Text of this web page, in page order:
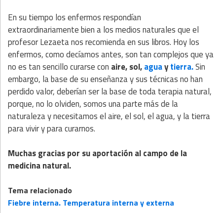
En su tiempo los enfermos respondían
extraordinariamente bien a los medios naturales que el
profesor Lezaeta nos recomienda en sus libros. Hoy los
enfermos, como decíamos antes, son tan complejos que ya
no es tan sencillo curarse con aire, sol,aguaytierra.Sin
embargo, la base de su enseñanza y sus técnicas no han
perdido valor, deberían ser la base de toda terapia natural,
porque, no lo olviden, somos una parte más de la
naturaleza y necesitamos el aire, el sol, el agua, y la tierra
para vivir y para curarnos.
Muchas gracias por su aportación al campo de la
medicina natural.
Tema relacionado
Fiebre interna. Temperatura interna y externa